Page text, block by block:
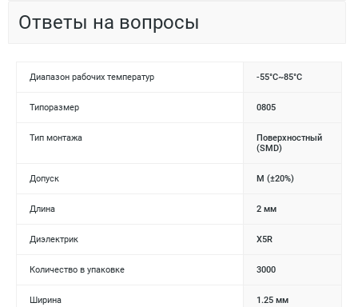
Ответы на вопросы
Диапазон рабочих температур -55°C~85°C
Типоразмер 0805
Тип монтажа
Поверхностный
(SMD)
Допуск M (±20%)
Длина 2 мм
Диэлектрик X5R
Количество в упаковке 3000
Ширина 1.25 мм